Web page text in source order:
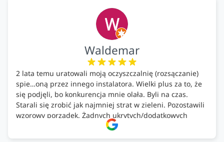
ekologicznych rozwiązań!🍀
Waldemar
2 lata temu uratowali moją oczyszczalnię (rozsączanie)
spie…oną przez innego instalatora. Wielki plus za to, że
się podjęli, bo konkurencja mnie olała. Byli na czas.
Starali się zrobić jak najmniej strat w zieleni. Pozostawili
wzorowy porządek. Żadnych ukrytych/dodatkowych
kosztów. Zaskoczenie. Kontakt bardzo OK. Obsługa
pomontażowa również OK. A ich środki do oczyszczalni –